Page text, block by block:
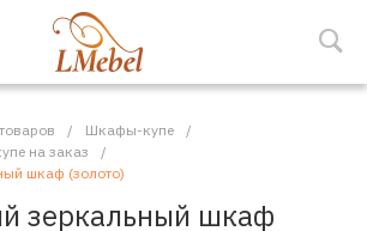
/ Шкафы-купе
/
на заказ
/
шкаф (золото)
зеркальный шкаф